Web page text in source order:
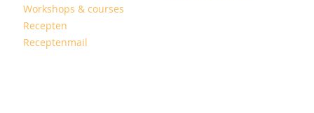
Workshops & courses
Recepten
Receptenmail